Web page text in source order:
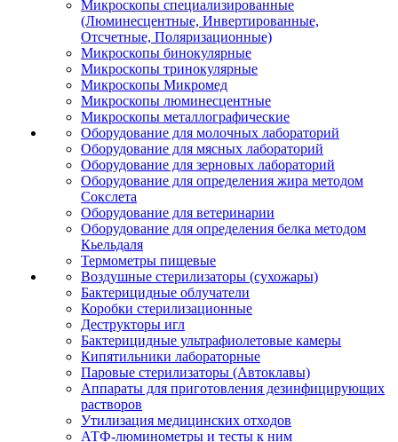
Микроскопы специализированные
(Люминесцентные, Инвертированные,
Отсчетные, Поляризационные)
Микроскопы бинокулярные
Микроскопы тринокулярные
Микроскопы Микромед
Микроскопы люминесцентные
Микроскопы металлографические
Оборудование для молочных лабораторий
Оборудование для мясных лабораторий
Оборудование для зерновых лабораторий
Оборудование для определения жира методом
Сокслета
Оборудование для ветеринарии
Оборудование для определения белка методом
Кьельдаля
Термометры пищевые
Воздушные стерилизаторы (сухожары)
Бактерицидные облучатели
Коробки стерилизационные
Деструкторы игл
Бактерицидные ультрафиолетовые камеры
Кипятильники лабораторные
Паровые стерилизаторы (Автоклавы)
Аппараты для приготовления дезинфицирующих
растворов
Утилизация медицинских отходов
АТФ-люминометры и тесты к ним